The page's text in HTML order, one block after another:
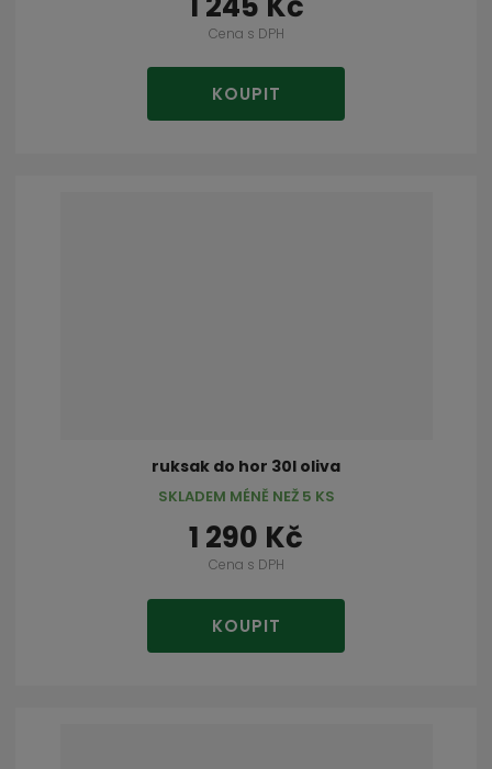
Cena s DPH
KOUPIT
ruksak do hor 30l oliva
1 290 Kč
Cena s DPH
KOUPIT
SKLADEM MÉNĚ NEŽ 5 KS